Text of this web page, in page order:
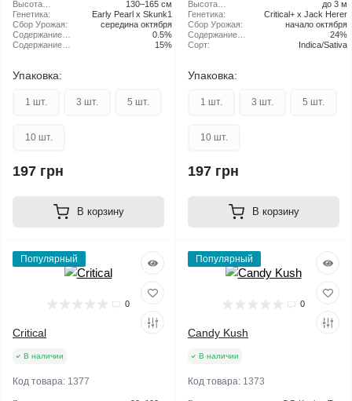
Высота
растения:
130–165 см
Генетика:
Early Pearl x Skunk1
Сбор Урожая:
середина октября
Содержание
CBD:
0.5%
Содержание
15%
Упаковка:
1 шт. 3 шт. 5 шт.
10 шт.
197 грн
В корзину
Высота
растения:
до 3 м
Генетика:
Critical+ x Jack Herer
Сбор Урожая:
начало октября
Содержание
ТГК:
24%
Сорт:
Indica/Sativa
Упаковка:
1 шт. 3 шт. 5 шт.
10 шт.
197 грн
В корзину
Популярный
0
Critical
В наличии
Код товара: 1377
Популярный
0
Candy Kush
В наличии
Код товара: 1373